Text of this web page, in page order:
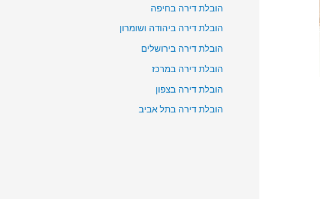
הובלת דירה בחיפה
הובלת דירה ביהודה ושומרון
הובלת דירה בירושלים
הובלת דירה במרכז
הובלת דירה בצפון
הובלת דירה בתל אביב